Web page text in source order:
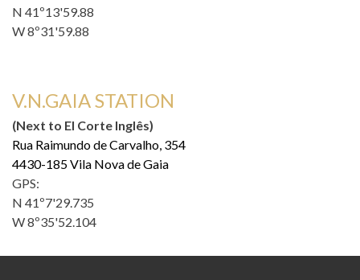
N 41º13'59.88
W 8º31'59.88
V.N.GAIA STATION
(Next to El Corte Inglês)
Rua Raimundo de Carvalho, 354
4430-185 Vila Nova de Gaia
GPS:
N 41º7'29.735
W 8º35'52.104